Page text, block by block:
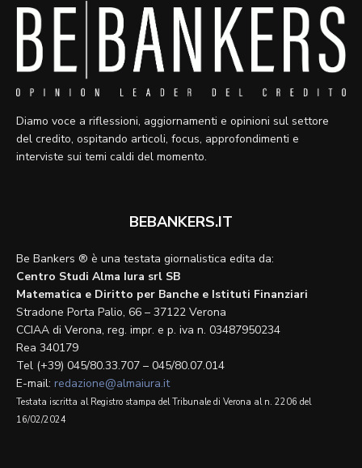
Diamo voce a riflessioni, aggiornamenti e opinioni sul settore
del credito, ospitando articoli, focus, approfondimenti e
interviste sui temi caldi del momento.
BEBANKERS.IT
Be Bankers ® è una testata giornalistica edita da:
Centro Studi Alma Iura srl SB
Matematica e Diritto per Banche e Istituti Finanziari
Stradone Porta Palio, 66 – 37122 Verona
CCIAA di Verona, reg. impr. e p. iva n. 03487950234
Rea 340179
Tel (+39) 045/80.33.707 – 045/80.07.014
E-mail: redazione@almaiura.it
Testata iscritta al Registro stampa del Tribunale di Verona al n. 2206 del
16/02/2024